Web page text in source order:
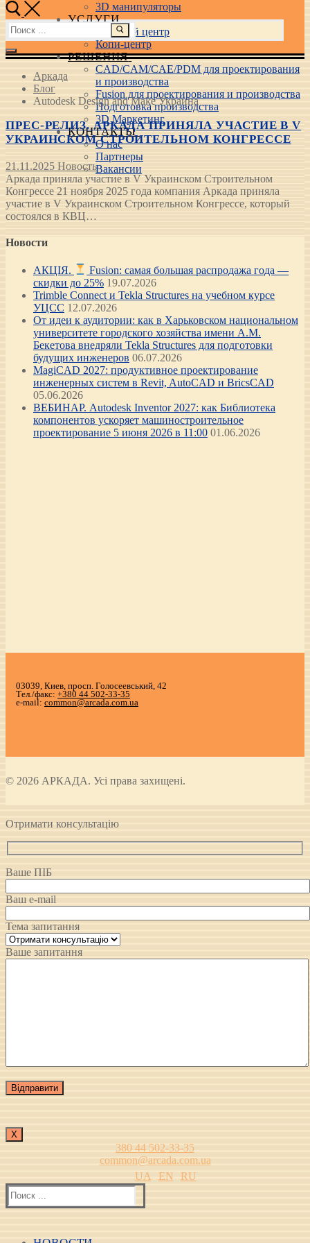
3D манипуляторы
УСЛУГИ
Учебный центр
Копи-центр
РЕШЕНИЯ
CAD/CAM/CAE/PDM для проектирования
и производства
Fusion для проектирования и производства
Подготовка производства
3D Маркетинг
КОНТАКТЫ
О нас
Партнеры
Вакансии
Найти:
Аркада
Блог
Autodesk Design and Make Украина
ПРЕС-РЕЛИЗ. АРКАДА ПРИНЯЛА УЧАСТИЕ В V
УКРАИНСКОМ СТРОИТЕЛЬНОМ КОНГРЕССЕ
21.11.2025 Новость
Аркада приняла участие в V Украинском Строительном
Конгрессе 21 ноября 2025 года компания Аркада приняла
участие в V Украинском Строительном Конгрессе, который
состоялся в КВЦ…
Новости
АКЦІЯ.
Fusion: самая большая распродажа года —
скидки до 25% 19.07.2026
Trimble Connect и Tekla Structures на учебном курсе
УЦСС 12.07.2026
От идеи к аудитории: как в Харьковском национальном
университете городского хозяйства имени А.М.
Бекетова внедряли Tekla Structures для подготовки
будущих инженеров 06.07.2026
MagiCAD 2027: продуктивное проектирование
инженерных систем в Revit, AutoCAD и BricsCAD
05.06.2026
ВЕБИНАР. Autodesk Inventor 2027: как Библиотека
компонентов ускоряет машиностроительное
проектирование 5 июня 2026 в 11:00 01.06.2026
03039, Киев, просп. Голосеевський, 42
Тел./факс: +380 44 502-33-35
e-mail: common@arcada.com.ua
© 2026 АРКАДА. Усі права захищені.
Отримати консультацію
Ваше ПІБ
Ваш e-mail
Тема запитання
Ваше запитання
Х
380 44 502-33-35
common@arcada.com.ua
UA
EN
RU
Найти: